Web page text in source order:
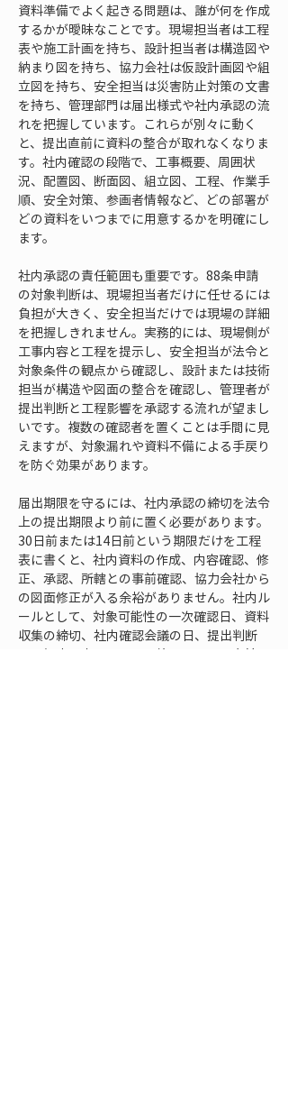
資料準備でよく起きる問題は、誰が何を作成
するかが曖昧なことです。現場担当者は工程
表や施工計画を持ち、設計担当者は構造図や
納まり図を持ち、協力会社は仮設計画図や組
立図を持ち、安全担当は災害防止対策の文書
を持ち、管理部門は届出様式や社内承認の流
れを把握しています。これらが別々に動く
と、提出直前に資料の整合が取れなくなりま
す。社内確認の段階で、工事概要、周囲状
況、配置図、断面図、組立図、工程、作業手
順、安全対策、参画者情報など、どの部署が
どの資料をいつまでに用意するかを明確にし
ます。
社内承認の責任範囲も重要です。88条申請
の対象判断は、現場担当者だけに任せるには
負担が大きく、安全担当だけでは現場の詳細
を把握しきれません。実務的には、現場側が
工事内容と工程を提示し、安全担当が法令と
対象条件の観点から確認し、設計または技術
担当が構造や図面の整合を確認し、管理者が
提出判断と工程影響を承認する流れが望まし
いです。複数の確認者を置くことは手間に見
えますが、対象漏れや資料不備による手戻り
を防ぐ効果があります。
届出期限を守るには、社内承認の締切を法令
上の提出期限より前に置く必要があります。
30日前または14日前という期限だけを工程
表に書くと、社内資料の作成、内容確認、修
正、承認、所轄との事前確認、協力会社から
の図面修正が入る余裕がありません。社内ル
ールとして、対象可能性の一次確認日、資料
収集の締切、社内確認会議の日、提出判断
日、提出予定日を分けて管理すると、直前の